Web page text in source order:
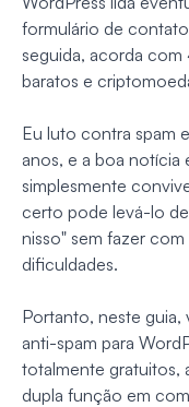
formulário de
seguida, acorda
baratos e
Eu luto contra spam
anos, e a boa notícia
simplesmente
certo pode levá-lo
nisso" sem fazer
dificuldades.
Portanto, neste
anti-spam para
totalmente gratuitos,
dupla função em